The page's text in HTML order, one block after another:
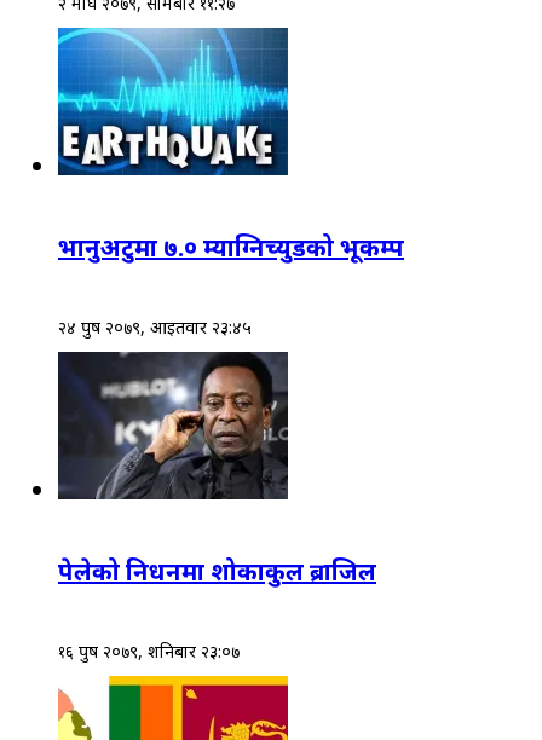
भानुअटुमा ७.० म्याग्निच्युडको भूकम्प
२४ पुष २०७९, आईतवार २३:४५
पेलेको निधनमा शोकाकुल ब्राजिल
१६ पुष २०७९, शनिबार २३:०७